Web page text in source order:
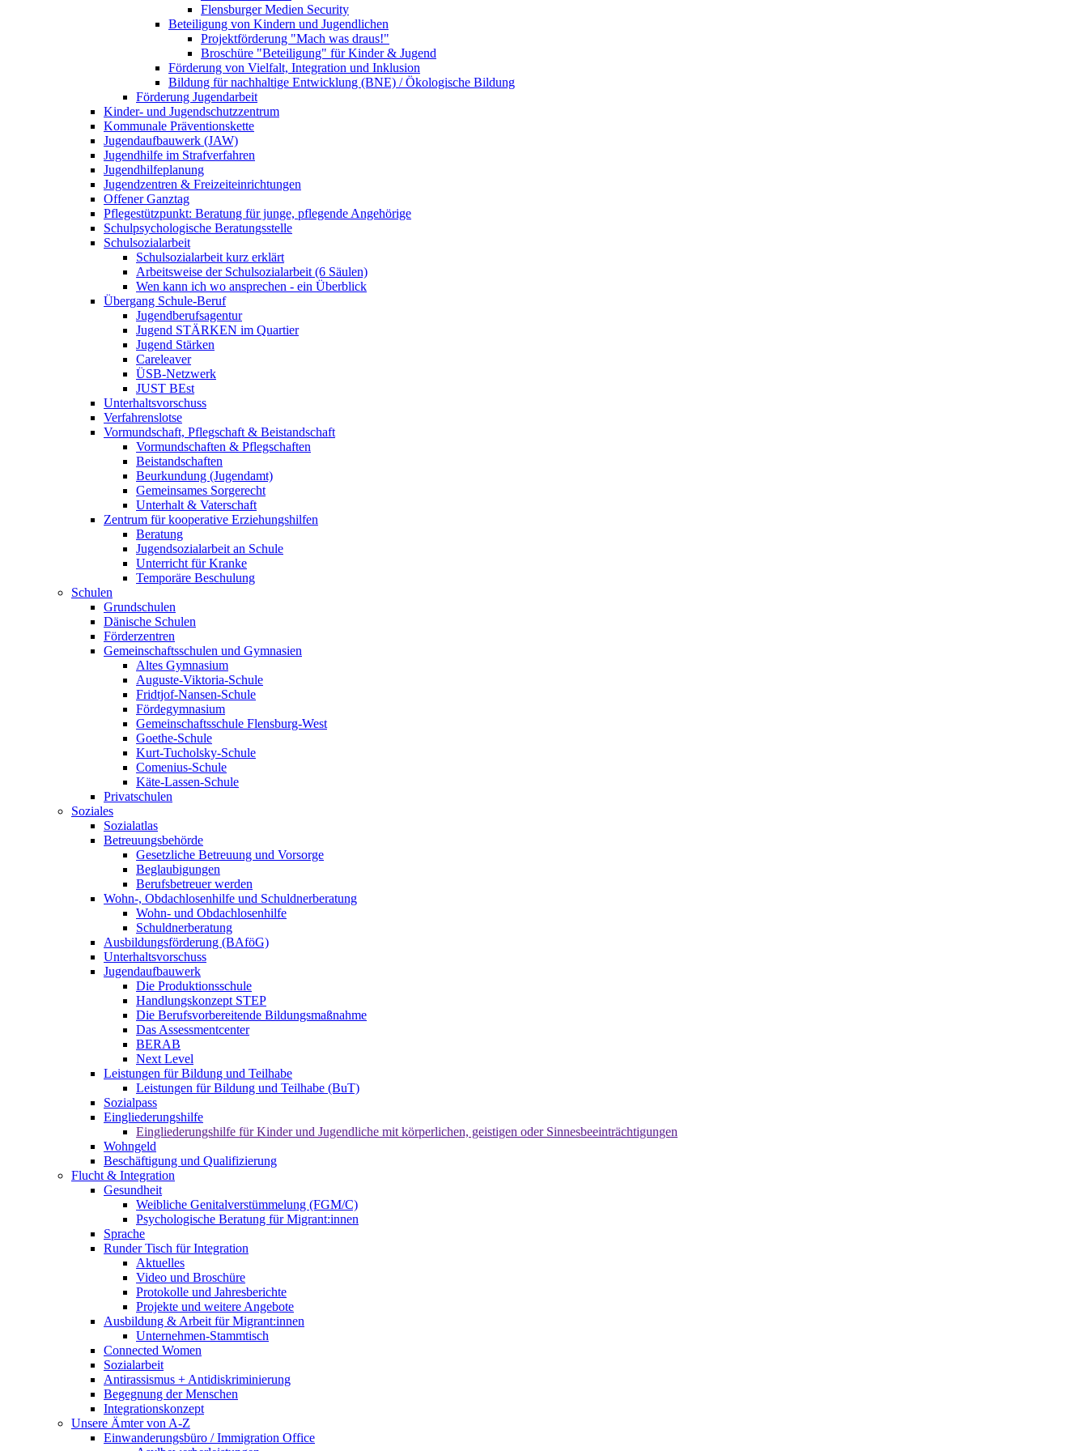
Flensburger Medien Security
Beteiligung von Kindern und Jugendlichen
Projektförderung "Mach was draus!"
Broschüre "Beteiligung" für Kinder & Jugend
Förderung von Vielfalt, Integration und Inklusion
Bildung für nachhaltige Entwicklung (BNE) / Ökologische Bildung
Förderung Jugendarbeit
Kinder- und Jugendschutzzentrum
Kommunale Präventionskette
Jugendaufbauwerk (JAW)
Jugendhilfe im Strafverfahren
Jugendhilfeplanung
Jugendzentren & Freizeiteinrichtungen
Offener Ganztag
Pflegestützpunkt: Beratung für junge, pflegende Angehörige
Schulpsychologische Beratungsstelle
Schulsozialarbeit
Schulsozialarbeit kurz erklärt
Arbeitsweise der Schulsozialarbeit (6 Säulen)
Wen kann ich wo ansprechen - ein Überblick
Übergang Schule-Beruf
Jugendberufsagentur
Jugend STÄRKEN im Quartier
Jugend Stärken
Careleaver
ÜSB-Netzwerk
JUST BEst
Unterhaltsvorschuss
Verfahrenslotse
Vormundschaft, Pflegschaft & Beistandschaft
Vormundschaften & Pflegschaften
Beistandschaften
Beurkundung (Jugendamt)
Gemeinsames Sorgerecht
Unterhalt & Vaterschaft
Zentrum für kooperative Erziehungshilfen
Beratung
Jugendsozialarbeit an Schule
Unterricht für Kranke
Temporäre Beschulung
Schulen
Grundschulen
Dänische Schulen
Förderzentren
Gemeinschaftsschulen und Gymnasien
Altes Gymnasium
Auguste-Viktoria-Schule
Fridtjof-Nansen-Schule
Fördegymnasium
Gemeinschaftsschule Flensburg-West
Goethe-Schule
Kurt-Tucholsky-Schule
Comenius-Schule
Käte-Lassen-Schule
Privatschulen
Soziales
Sozialatlas
Betreuungsbehörde
Gesetzliche Betreuung und Vorsorge
Beglaubigungen
Berufsbetreuer werden
Wohn-, Obdachlosenhilfe und Schuldnerberatung
Wohn- und Obdachlosenhilfe
Schuldnerberatung
Ausbildungsförderung (BAföG)
Unterhaltsvorschuss
Jugendaufbauwerk
Die Produktionsschule
Handlungskonzept STEP
Die Berufsvorbereitende Bildungsmaßnahme
Das Assessmentcenter
BERAB
Next Level
Leistungen für Bildung und Teilhabe
Leistungen für Bildung und Teilhabe (BuT)
Sozialpass
Eingliederungshilfe
Eingliederungshilfe für Kinder und Jugendliche mit körperlichen, geistigen oder Sinnesbeeinträchtigungen
Wohngeld
Beschäftigung und Qualifizierung
Flucht & Integration
Gesundheit
Weibliche Genitalverstümmelung (FGM/C)
Psychologische Beratung für Migrant:innen
Sprache
Runder Tisch für Integration
Aktuelles
Video und Broschüre
Protokolle und Jahresberichte
Projekte und weitere Angebote
Ausbildung & Arbeit für Migrant:innen
Unternehmen-Stammtisch
Connected Women
Sozialarbeit
Antirassismus + Antidiskriminierung
Begegnung der Menschen
Integrationskonzept
Unsere Ämter von A-Z
Einwanderungsbüro / Immigration Office